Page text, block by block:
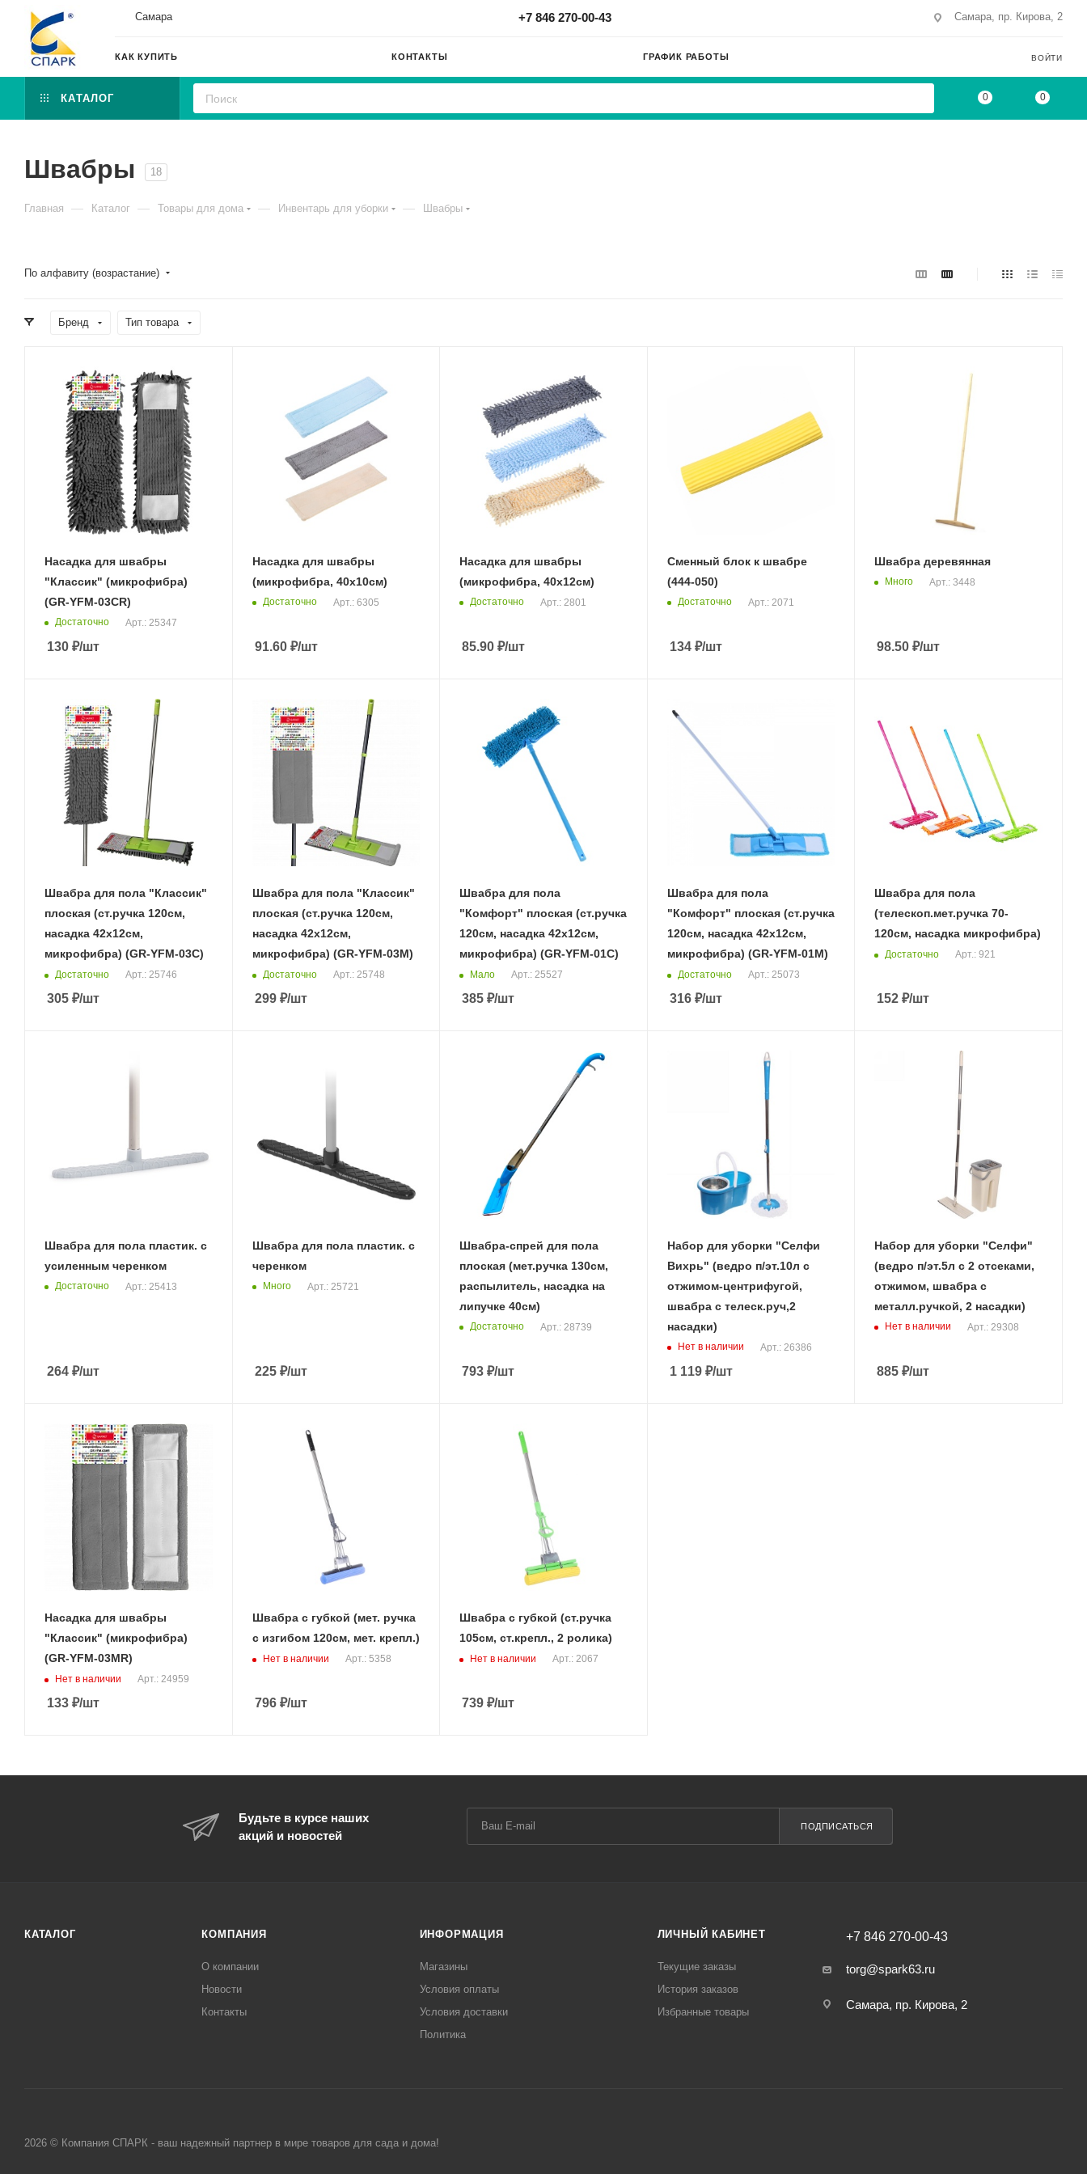
Самара +7 846 270-00-43 Самара, пр. Кирова, 2
КАК КУПИТЬ КОНТАКТЫ ГРАФИК РАБОТЫ ВОЙТИ
КАТАЛОГ 0 0
Швабры 18
Главная — Каталог — Товары для дома — Инвентарь для уборки — Швабры
По алфавиту (возрастание)
Бренд Тип товара
Насадка для швабры
"Классик" (микрофибра)
(GR-YFM-03CR)
Достаточно Арт.: 25347
130 ₽/шт
Насадка для швабры
(микрофибра, 40х10см)
Достаточно Арт.: 6305
91.60₽/шт
Насадка для швабры
(микрофибра, 40х12см)
Достаточно Арт.: 2801
85.90 ₽/шт
Сменный блок к швабре
(444-050)
Достаточно Арт.: 2071
134₽/шт
Швабра деревянная
Много Арт.: 3448
98.50 ₽/шт
Швабра для пола "Классик"
плоская (ст.ручка 120см,
насадка 42х12см,
микрофибра) (GR-YFM-03C)
Достаточно Арт.: 25746
305 ₽/шт
Швабра для пола "Классик"
плоская (ст.ручка 120см,
насадка 42х12см,
микрофибра) (GR-YFM-03M)
Достаточно Арт.: 25748
299₽/шт
Швабра для пола
"Комфорт" плоская (ст.ручка
120см, насадка 42х12см,
микрофибра) (GR-YFM-01C)
Мало Арт.: 25527
385 ₽/шт
Швабра для пола
"Комфорт" плоская (ст.ручка
120см, насадка 42х12см,
микрофибра) (GR-YFM-01М)
Достаточно Арт.: 25073
316₽/шт
Швабра для пола
(телескоп.мет.ручка 70-
120см, насадка микрофибра)
Достаточно Арт.: 921
152 ₽/шт
Швабра для пола пластик. с
усиленным черенком
Достаточно Арт.: 25413
264 ₽/шт
Швабра для пола пластик. с
черенком
Много Арт.: 25721
225₽/шт
Швабра-спрей для пола
плоская (мет.ручка 130см,
распылитель, насадка на
липучке 40см)
Достаточно Арт.: 28739
793 ₽/шт
Набор для уборки "Селфи
Вихрь" (ведро п/эт.10л с
отжимом-центрифугой,
швабра с телеск.руч,2
насадки)
Нет в наличии Арт.: 26386
1 119₽/шт
Набор для уборки "Селфи"
(ведро п/эт.5л с 2 отсеками,
отжимом, швабра с
металл.ручкой, 2 насадки)
Нет в наличии Арт.: 29308
885 ₽/шт
Насадка для швабры
"Классик" (микрофибра)
(GR-YFM-03MR)
Нет в наличии Арт.: 24959
133 ₽/шт
Швабра с губкой (мет. ручка
с изгибом 120см, мет. крепл.)
Нет в наличии Арт.: 5358
796₽/шт
Швабра с губкой (ст.ручка
105см, ст.крепл., 2 ролика)
Нет в наличии Арт.: 2067
739 ₽/шт
Будьте в курсе наших
акций и новостей
ПОДПИСАТЬСЯ
КАТАЛОГ КОМПАНИЯ
О компании
Новости
Контакты
ИНФОРМАЦИЯ
Магазины
Условия оплаты
Условия доставки
Политика
ЛИЧНЫЙ КАБИНЕТ
Текущие заказы
История заказов
Избранные товары
+7 846 270-00-43
torg@spark63.ru
Самара, пр. Кирова, 2
2026 © Компания СПАРК - ваш надежный партнер в мире товаров для сада и дома!